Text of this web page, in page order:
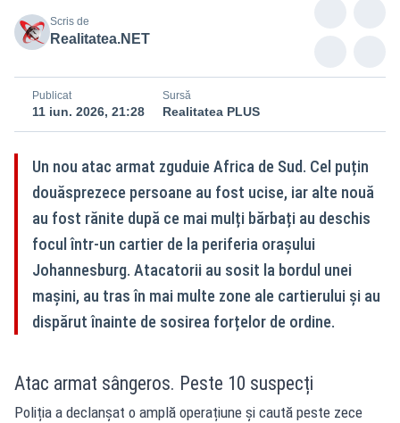
Scris de
Realitatea.NET
Publicat
11 iun. 2026, 21:28
Sursă
Realitatea PLUS
Un nou atac armat zguduie Africa de Sud. Cel puțin
douăsprezece persoane au fost ucise, iar alte nouă
au fost rănite după ce mai mulți bărbați au deschis
focul într-un cartier de la periferia orașului
Johannesburg. Atacatorii au sosit la bordul unei
mașini, au tras în mai multe zone ale cartierului și au
dispărut înainte de sosirea forțelor de ordine.
Atac armat sângeros. Peste 10 suspecți
Poliția a declanșat o amplă operațiune și caută peste zece